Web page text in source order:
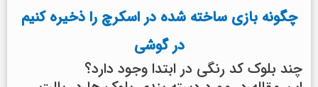
چگونه بازی ساخته شده در اسکرچ را ذخیره کنیم
در گوشی
چند بلوک کد رنگی در ابتدا وجود دارد؟